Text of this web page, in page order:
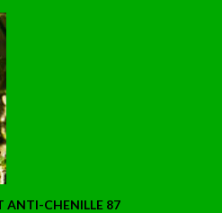
ANTI-CHENILLE 87